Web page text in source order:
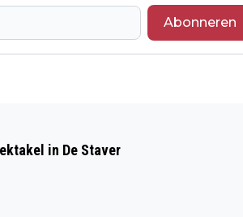
Abonneren
UURTJES
in De Staver